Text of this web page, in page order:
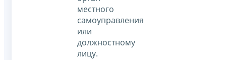
местного
самоуправления
или
должностному
лицу.